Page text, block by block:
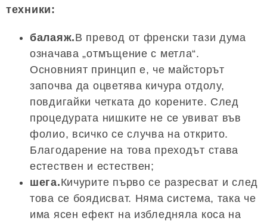
техники:
балаяж.В превод от френски тази дума
означава „отмъщение с метла“.
Основният принцип е, че майсторът
започва да оцветява кичура отдолу,
повдигайки четката до корените. След
процедурата нишките не се увиват във
фолио, всичко се случва на открито.
Благодарение на това преходът става
естествен и естествен;
шега.Кичурите първо се разресват и след
това се боядисват. Няма система, така че
има ясен ефект на избледняла коса на